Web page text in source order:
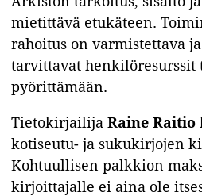
mietittävä etukäteen.
rahoitus on varmistettava
tarvittavat henkilöresurssit
pyörittämään.
Tietokirjailija Raine Raitio
kotiseutu- ja sukukirjojen
Kohtuullisen palkkion
kirjoittajalle ei aina ole